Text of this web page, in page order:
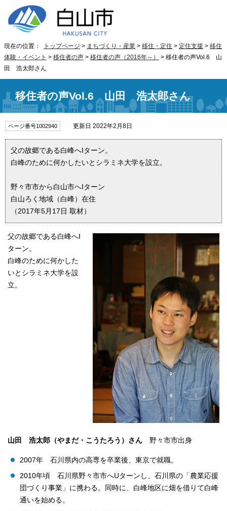
現在の位置： トップページ > まちづくり・産業 > 移住・定住 > 定住支援 > 移住
体験・イベント > 移住者の声 > 移住者の声（2016年～）
> 移住者の声Vol.6 山
田 浩太郎さん
移住者の声Vol.6 山田 浩太郎さん
ページ番号1002940 更新日 2022年2月8日
父の故郷である白峰へIターン。
白峰のために何かしたいとシラミネ大学を設立。
野々市市から白山市へIターン
白山ろく地域（白峰）在住
（2017年5月17日 取材）
父の故郷である白峰へI
ターン。
白峰のために何かした
いとシラミネ大学を設
立。
山田 浩太郎（やまだ・こうたろう）さん 野々市市出身
2007年 石川県内の高専を卒業後、東京で就職。
2010年頃 石川県野々市市へUターンし、石川県の「農業応援
団づくり事業」に携わる。同時に、白峰地区に畑を借りて白峰
通いを始める。